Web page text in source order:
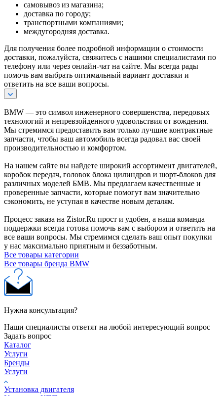
самовывоз из магазина;
доставка по городу;
транспортными компаниями;
междугородняя доставка.
Для получения более подробной информации о стоимости
доставки, пожалуйста, свяжитесь с нашими специалистами по
телефону или через онлайн-чат на сайте. Мы всегда рады
помочь вам выбрать оптимальный вариант доставки и
ответить на все ваши вопросы.
BMW — это символ инженерного совершенства, передовых
технологий и непревзойденного удовольствия от вождения.
Мы стремимся предоставить вам только лучшие контрактные
запчасти, чтобы ваш автомобиль всегда радовал вас своей
производительностью и комфортом.
На нашем сайте вы найдете широкий ассортимент двигателей,
коробок передач, головок блока цилиндров и шорт-блоков для
различных моделей БМВ. Мы предлагаем качественные и
проверенные запчасти, которые помогут вам значительно
сэкономить, не уступая в качестве новым деталям.
Процесс заказа на Zistor.Ru прост и удобен, а наша команда
поддержки всегда готова помочь вам с выбором и ответить на
все ваши вопросы. Мы стремимся сделать ваш опыт покупки
у нас максимально приятным и беззаботным.
Все товары категории
Все товары бренда BMW
Нужна консультация?
Наши специалисты ответят на любой интересующий вопрос
Задать вопрос
Каталог
Услуги
Бренды
Услуги
Установка двигателя